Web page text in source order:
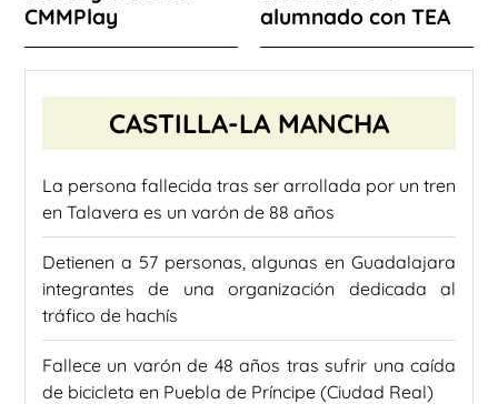
CMMPlay
alumnado con TEA
CASTILLA-LA MANCHA
La persona fallecida tras ser arrollada por un tren
en Talavera es un varón de 88 años
Detienen a 57 personas, algunas en Guadalajara
integrantes de una organización dedicada al
tráfico de hachís
Fallece un varón de 48 años tras sufrir una caída
de bicicleta en Puebla de Príncipe (Ciudad Real)